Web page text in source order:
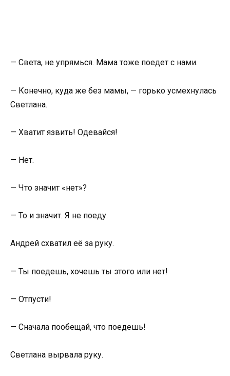
— Света, не упрямься. Мама тоже поедет с нами.
— Конечно, куда же без мамы, — горько усмехнулась
Светлана.
— Хватит язвить! Одевайся!
— Нет.
— Что значит «нет»?
— То и значит. Я не поеду.
Андрей схватил её за руку.
— Ты поедешь, хочешь ты этого или нет!
— Отпусти!
— Сначала пообещай, что поедешь!
Светлана вырвала руку.